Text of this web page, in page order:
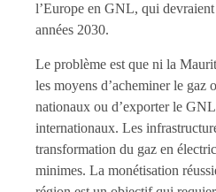
l’Europe en GNL, qui
années 2030.
Le problème est que ni la
les moyens d’acheminer le gaz
nationaux ou d’exporter le
internationaux. Les
transformation du gaz en
minimes. La monétisation